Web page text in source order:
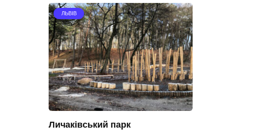
ЛЬВІВ
Личаківський парк